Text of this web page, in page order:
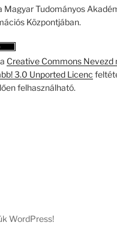
Magyar Tudományos
Központjában.
Creative Commons Nevezd
3.0 Unported Licenc
felhasználható.
WordPress!